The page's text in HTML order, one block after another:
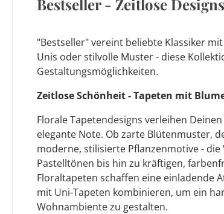
Bestseller - Zeitlose
"Bestseller" vereint beliebte Klassiker
Unis oder stilvolle Muster - diese
Gestaltungsmöglichkeiten.
Zeitlose Schönheit - Tapeten mit
Florale Tapetendesigns verleihen
elegante Note. Ob zarte Blütenmuster,
moderne, stilisierte Pflanzenmotive -
Pastelltönen bis hin zu kräftigen,
Floraltapeten schaffen eine einladende
mit Uni-Tapeten kombinieren, um ein
Wohnambiente zu gestalten.